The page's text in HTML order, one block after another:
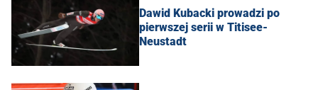
Dawid Kubacki prowadzi po
pierwszej serii w Titisee-
Neustadt